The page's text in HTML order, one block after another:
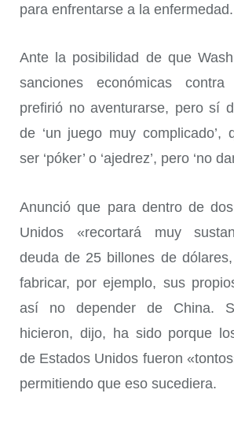
para enfrentarse a la enfermedad.
Ante la posibilidad de que
sanciones económicas
prefirió no aventurarse, pero sí
de ‘un juego muy complicado’,
ser ‘póker’ o ‘ajedrez’, pero ‘no
Anunció que para dentro de
Unidos «recortará muy
deuda de 25 billones de
fabricar, por ejemplo, sus
así no depender de China.
hicieron, dijo, ha sido porque
de Estados Unidos fueron
permitiendo que eso sucediera.